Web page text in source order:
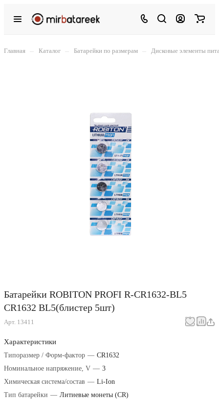
Главная – Каталог – Батарейки по размерам – Дисковые элементы
Батарейки ROBITON PROFI R-CR1632-BL5
CR1632 BL5(блистер 5шт)
Арт. 13411
Характеристики
Типоразмер / Форм-фактор — CR1632
Номинальное напряжение, V — 3
Химическая система/состав — Li-Ion
Тип батарейки — Литиевые монеты (CR)